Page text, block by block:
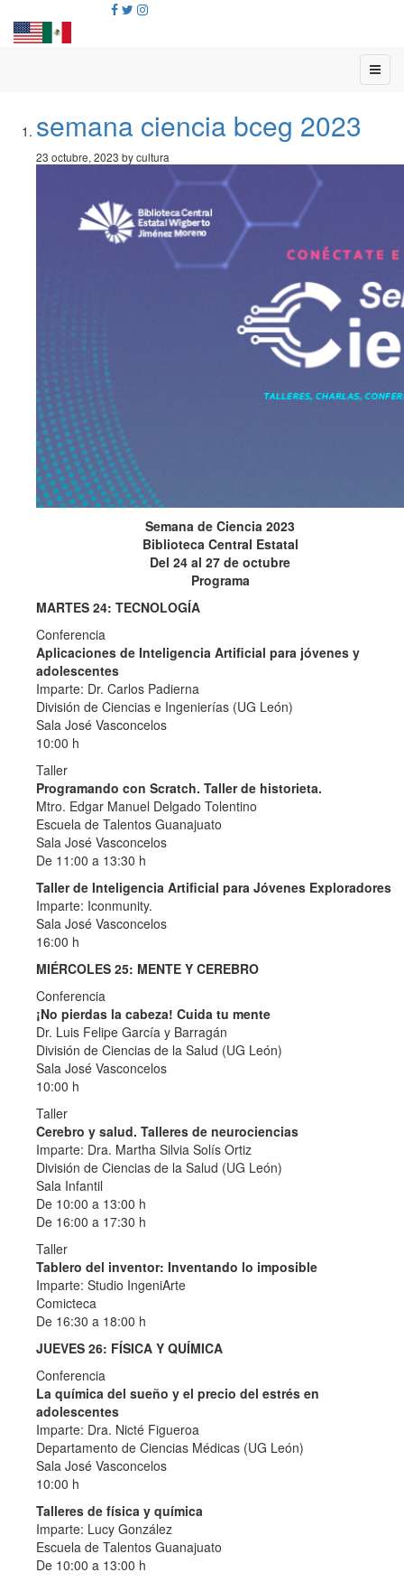
semana ciencia bceg 2023
23 octubre, 2023 by cultura
Semana de Ciencia 2023
Biblioteca Central Estatal
Del 24 al 27 de octubre
Programa
MARTES 24: TECNOLOGÍA
Conferencia
Aplicaciones de Inteligencia Artificial para jóvenes y
adolescentes
Imparte: Dr. Carlos Padierna
División de Ciencias e Ingenierías (UG León)
Sala José Vasconcelos
10:00 h
Taller
Programando con Scratch. Taller de historieta.
Mtro. Edgar Manuel Delgado Tolentino
Escuela de Talentos Guanajuato
Sala José Vasconcelos
De 11:00 a 13:30 h
Taller de Inteligencia Artificial para Jóvenes Exploradores
Imparte: Iconmunity.
Sala José Vasconcelos
16:00 h
MIÉRCOLES 25: MENTE Y CEREBRO
Conferencia
¡No pierdas la cabeza! Cuida tu mente
Dr. Luis Felipe García y Barragán
División de Ciencias de la Salud (UG León)
Sala José Vasconcelos
10:00 h
Taller
Cerebro y salud. Talleres de neurociencias
Imparte: Dra. Martha Silvia Solís Ortiz
División de Ciencias de la Salud (UG León)
Sala Infantil
De 10:00 a 13:00 h
De 16:00 a 17:30 h
Taller
Tablero del inventor: Inventando lo imposible
Imparte: Studio IngeniArte
Comicteca
De 16:30 a 18:00 h
JUEVES 26: FÍSICA Y QUÍMICA
Conferencia
La química del sueño y el precio del estrés en
adolescentes
Imparte: Dra. Nicté Figueroa
Departamento de Ciencias Médicas (UG León)
Sala José Vasconcelos
10:00 h
Talleres de física y química
Imparte: Lucy González
Escuela de Talentos Guanajuato
De 10:00 a 13:00 h